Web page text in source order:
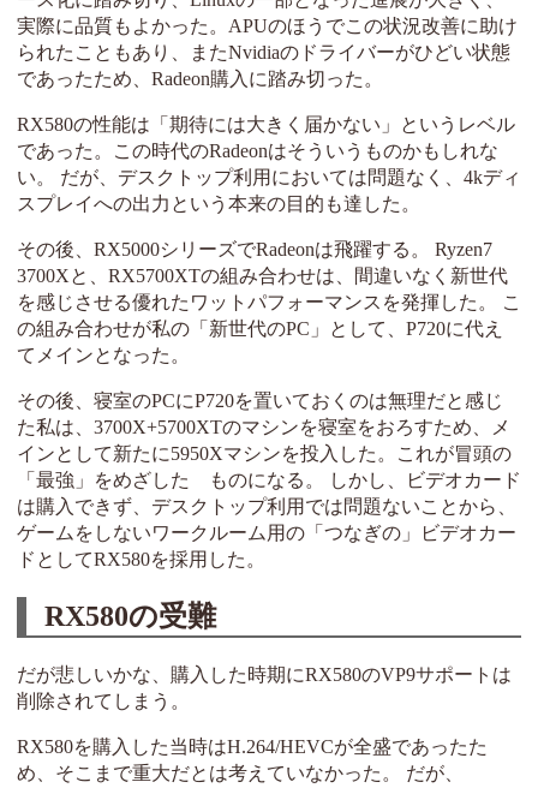
実際に品質もよかった。APUのほうでこの状況改善に助け
られたこともあり、またNvidiaのドライバーがひどい状態
であったため、Radeon購入に踏み切った。
RX580の性能は「期待には大きく届かない」というレベル
であった。この時代のRadeonはそういうものかもしれな
い。 だが、デスクトップ利用においては問題なく、4kディ
スプレイへの出力という本来の目的も達した。
その後、RX5000シリーズでRadeonは飛躍する。 Ryzen7
3700Xと、RX5700XTの組み合わせは、間違いなく新世代
を感じさせる優れたワットパフォーマンスを発揮した。 こ
の組み合わせが私の「新世代のPC」として、P720に代え
てメインとなった。
その後、寝室のPCにP720を置いておくのは無理だと感じ
た私は、3700X+5700XTのマシンを寝室をおろすため、メ
インとして新たに5950Xマシンを投入した。これが冒頭の
「最強」をめざした ものになる。 しかし、ビデオカード
は購入できず、デスクトップ利用では問題ないことから、
ゲームをしないワークルーム用の「つなぎの」ビデオカー
ドとしてRX580を採用した。
RX580の受難
だが悲しいかな、購入した時期にRX580のVP9サポートは
削除されてしまう。
RX580を購入した当時はH.264/HEVCが全盛であったた
め、そこまで重大だとは考えていなかった。 だが、